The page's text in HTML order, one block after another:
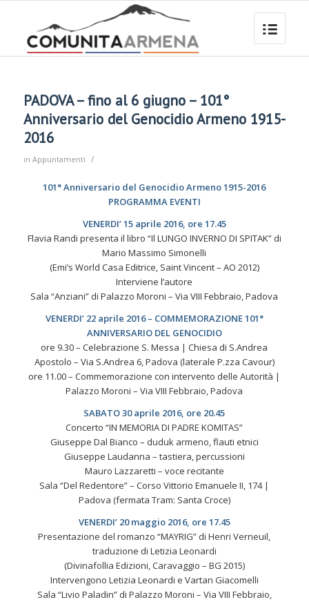
PADOVA – fino al 6 giugno – 101°
Anniversario del Genocidio Armeno 1915-
2016
in Appuntamenti /
101° Anniversario del Genocidio Armeno 1915-2016
PROGRAMMA EVENTI
VENERDI’ 15 aprile 2016, ore 17.45
Flavia Randi presenta il libro “Il LUNGO INVERNO DI SPITAK” di
Mario Massimo Simonelli
(Emi’s World Casa Editrice, Saint Vincent – AO 2012)
Interviene l’autore
Sala “Anziani” di Palazzo Moroni – Via VIII Febbraio, Padova
VENERDI’ 22 aprile 2016 – COMMEMORAZIONE 101°
ANNIVERSARIO DEL GENOCIDIO
ore 9.30 – Celebrazione S. Messa | Chiesa di S.Andrea
Apostolo – Via S.Andrea 6, Padova (laterale P.zza Cavour)
ore 11.00 – Commemorazione con intervento delle Autorità |
Palazzo Moroni – Via VIII Febbraio, Padova
SABATO 30 aprile 2016, ore 20.45
Concerto “IN MEMORIA DI PADRE KOMITAS”
Giuseppe Dal Bianco – duduk armeno, flauti etnici
Giuseppe Laudanna – tastiera, percussioni
Mauro Lazzaretti – voce recitante
Sala “Del Redentore” – Corso Vittorio Emanuele II, 174 |
Padova (fermata Tram: Santa Croce)
VENERDI’ 20 maggio 2016, ore 17.45
Presentazione del romanzo “MAYRIG” di Henri Verneuil,
traduzione di Letizia Leonardi
(Divinafollia Edizioni, Caravaggio – BG 2015)
Intervengono Letizia Leonardi e Vartan Giacomelli
Sala “Livio Paladin” di Palazzo Moroni – Via VIII Febbraio,